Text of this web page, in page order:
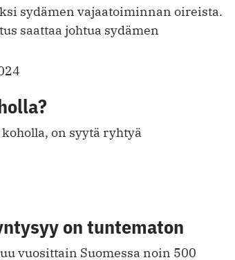
sydämen vajaatoiminnan oireista.
saattaa johtua sydämen
on syytä ryhtyä
on tuntematon
vuosittain Suomessa noin 500